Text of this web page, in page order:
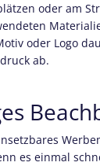
oder am
oder Logo
ab.
es einmal